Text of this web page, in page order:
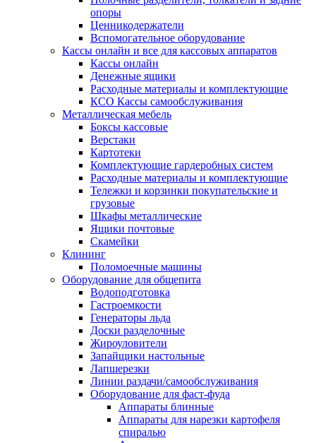
опоры
Ценникодержатели
Вспомогательное оборудование
Кассы онлайн и все для кассовых аппаратов
Кассы онлайн
Денежные ящики
Расходные материалы и комплектующие
КСО Кассы самообслуживания
Металлическая мебель
Боксы кассовые
Верстаки
Картотеки
Комплектующие гардеробных систем
Расходные материалы и комплектующие
Тележки и корзинки покупательские и
грузовые
Шкафы металлические
Ящики почтовые
Скамейки
Клининг
Поломоечные машины
Оборудование для общепита
Водоподготовка
Гастроемкости
Генераторы льда
Доски разделочные
Жироуловители
Запайщики настольные
Лапшерезки
Линии раздачи/самообслуживания
Оборудование для фаст-фуда
Аппараты блинные
Аппараты для нарезки картофеля
спиралью